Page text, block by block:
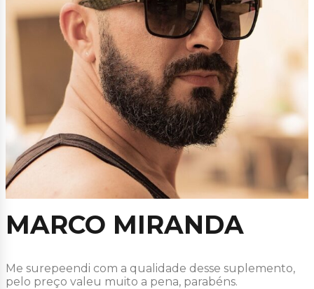
MARCO MIRANDA
Me surepeendi com a qualidade desse suplemento,
pelo preço valeu muito a pena, parabéns.